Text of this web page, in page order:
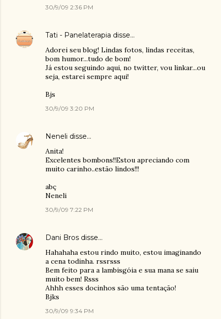
30/9/09 2:36 PM
Tati - Panelaterapia disse…
Adorei seu blog! Lindas fotos, lindas receitas,
bom humor...tudo de bom!
Já estou seguindo aqui, no twitter, vou linkar...ou
seja, estarei sempre aqui!
Bjs
30/9/09 3:20 PM
Neneli disse…
Anita!
Excelentes bombons!!Estou apreciando com
muito carinho..estão lindos!!!
abç
Neneli
30/9/09 7:22 PM
Dani Bros disse…
Hahahaha estou rindo muito, estou imaginando
a cena todinha. rssrsss
Bem feito para a lambisgóia e sua mana se saiu
muito bem! Rsss
Ahhh esses docinhos são uma tentação!
Bjks
30/9/09 9:34 PM